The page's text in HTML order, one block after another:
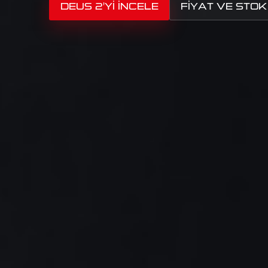
DEUS 2'YI İNCELE FIYAT VE